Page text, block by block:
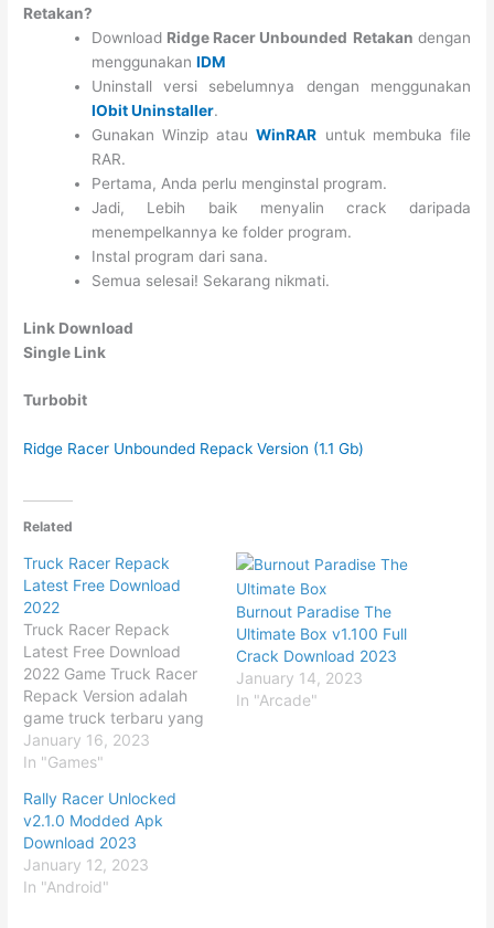
Retakan?
Download Ridge Racer Unbounded Retakan dengan
menggunakan IDM
Uninstall versi sebelumnya dengan menggunakan
IObit Uninstaller.
Gunakan Winzip atauWinRAR untuk membuka file
RAR.
Pertama, Anda perlu menginstal program.
Jadi, Lebih baik menyalin crack daripada
menempelkannya ke folder program.
Instal program dari sana.
Semua selesai! Sekarang nikmati.
Link Download
Single Link
Turbobit
Ridge Racer Unbounded Repack Version (1.1 Gb)
Related
Truck Racer Repack
Latest Free Download
2022
Truck Racer Repack
Latest Free Download
2022 Game Truck Racer
Repack Version adalah
game truck terbaru yang
akan membawa anda
menjadi seorang supir
lintasan untuk melakukan
balap truck dengan
musuh anda. Jika
biasanya games balap
menggunakan mobil atau
January 16, 2023
In "Games"
Burnout Paradise The
Ultimate Box v1.100 Full
Crack Download 2023
January 14, 2023
In "Arcade"
Rally Racer Unlocked
v2.1.0 Modded Apk
Download 2023
January 12, 2023
In "Android"